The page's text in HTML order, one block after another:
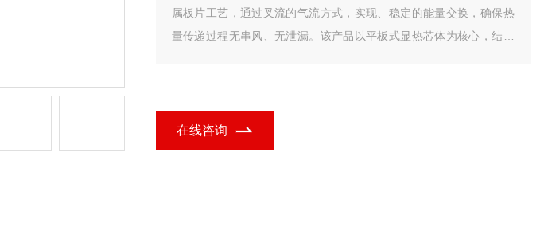
属板片工艺，通过叉流的气流方式，实现、稳定的能量交换，确保热
量传递过程无串风、无泄漏。该产品以平板式显热芯体为核心，结合
在线咨询